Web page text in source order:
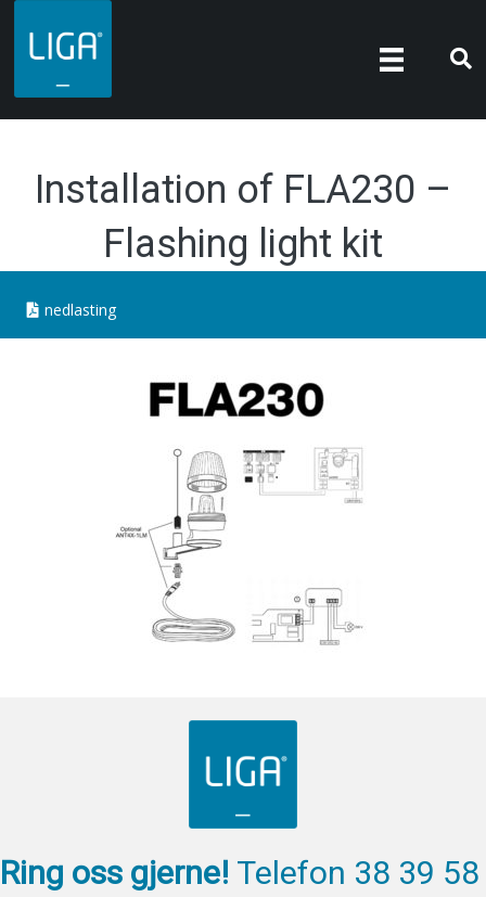
Installation of FLA230 –
Flashing light kit
nedlasting
Ring oss gjerne! Telefon 38 39 58